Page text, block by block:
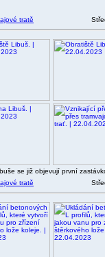
tratě
se již objevují první
tratě